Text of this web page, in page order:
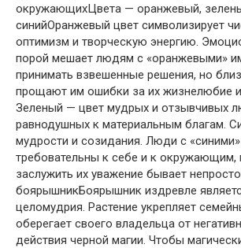
окружающихЦвета — оранжевый,
синийОранжевый цвет символизирует
оптимизм и творческую энергию.
порой мешает людям с «оранжевыми»
принимать взвешенные решения, но
прощают им ошибки за их жизнелюбие и
Зеленый — цвет мудрых и отзывчивых
равнодушных к материальным благам.
мудрости и созидания. Люди с
требовательны к себе и к окружающим,
заслужить их уважение бывает
боярышникБоярышник издревле
целомудрия. Растение укрепляет
оберегает своего владельца от
действия черной магии. Чтобы